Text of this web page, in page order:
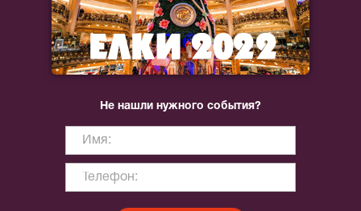
Не нашли нужного события?